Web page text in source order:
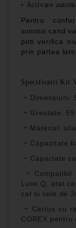
• Activare
Pentru
automat cand
poti verifica
prin partea
Specificatii Kit
- Dimensiuni:
- Greutate: 59
- Material:
- Capacitate
- Capaciate
-
Luxe Q, atat
cat si cele de
-
Cartus cu
COREX